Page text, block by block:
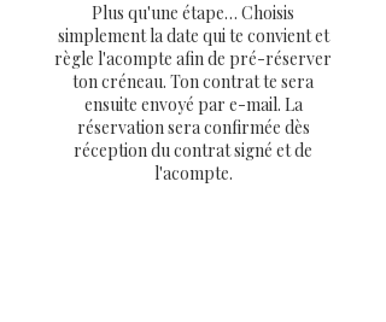
Plus qu'une étape… Choisis
simplement la date qui te convient et
règle l'acompte afin de pré-réserver
ton créneau. Ton contrat te sera
ensuite envoyé par e-mail. La
réservation sera confirmée dès
réception du contrat signé et de
l'acompte.